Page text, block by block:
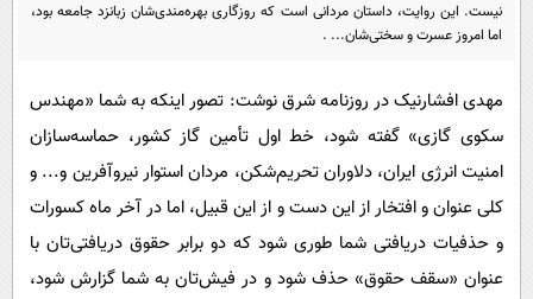
سرگرمی
گوناگون
حوادث
سلامت
فرهنگی
پیامک
آشپزی
دانلود
نیست. این روایت، داستان مردانی است که روزگاری بهره‌مندی‌شان زبانزد جامعه بود،
اما امروز عسرت و سختی‌شان... .
مهدی افشارنیک در روزنامه شرق نوشت: تصور اینکه به شما «مهندس
سکوی گازی» گفته شود، خط اول تأمین گاز کشور، حماسه‌سازان
امنیت انرژی ایران، دلاوران تحریم‌شکن، مردان استوار نیروآفرین و... و
کلی عنوان و افتخار از این دست و از این قبیل، اما در آخر ماه کسورات
و حذفیات دریافتی شما طوری شود که دو برابر حقوق دریافتی‌تان با
عنوان «سقف حقوق» حذف شود و در فیش‌تان به شما گزارش شود،